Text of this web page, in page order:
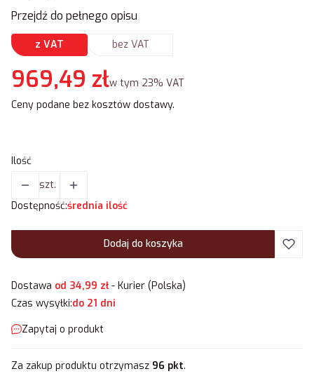
Przejdź do pełnego opisu
z VAT bez VAT
Cena
969,49 złw tym 23% VAT
w tym 23% VAT
Ceny podane bez kosztów dostawy.
Ilość
szt.
Dostępność:średnia ilość
Dodaj do koszyka
Dostawa od 34,99 zł- Kurier (Polska)
Czas wysyłki:do 21 dni
Zapytaj o produkt
Za zakup produktu otrzymasz 96 pkt.